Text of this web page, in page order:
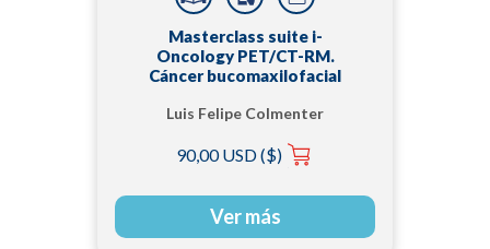
Masterclass suite i-
Oncology PET/CT-RM.
Cáncer bucomaxilofacial
Luis Felipe Colmenter
90,00 USD ($)
Ver más